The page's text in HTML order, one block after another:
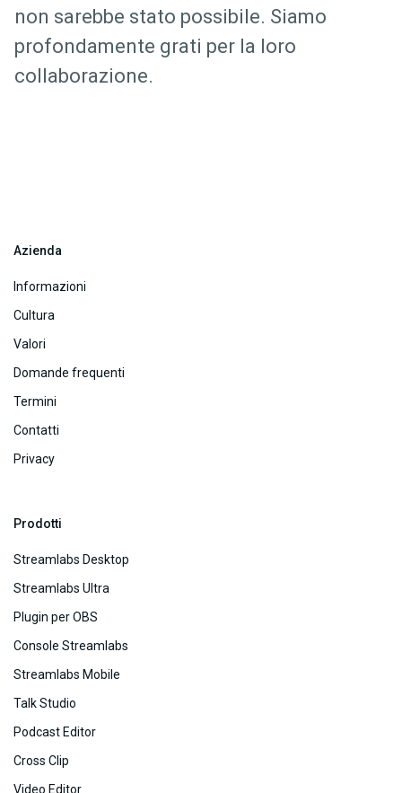
non sarebbe stato possibile. Siamo
profondamente grati per la loro
collaborazione.
Azienda
Informazioni
Cultura
Valori
Domande frequenti
Termini
Contatti
Privacy
Prodotti
Streamlabs Desktop
Streamlabs Ultra
Plugin per OBS
Console Streamlabs
Streamlabs Mobile
Talk Studio
Podcast Editor
Cross Clip
Video Editor